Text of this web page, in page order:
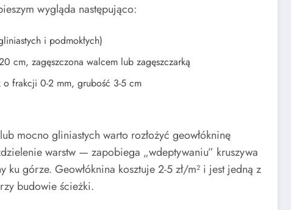
wygląda następująco:
i podmokłych)
cm, zagęszczona walcem lub zagęszczarką
o frakcji 0-2 mm, grubość 3-5 cm
mocno gliniastych warto rozłożyć geowłókninę
warstw — zapobiega „wdeptywaniu” kruszywa
górze. Geowłóknina kosztuje 2-5 zł/m² i jest jedną z
budowie ścieżki.